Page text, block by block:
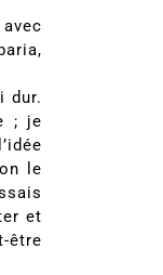
dur.
; je
le
et
être